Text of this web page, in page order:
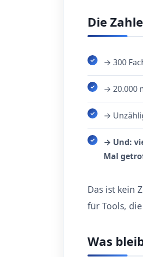
Die
→ 300
→ 20.000
→
→ Und:
Mal
Das ist kein
für Tools,
Was